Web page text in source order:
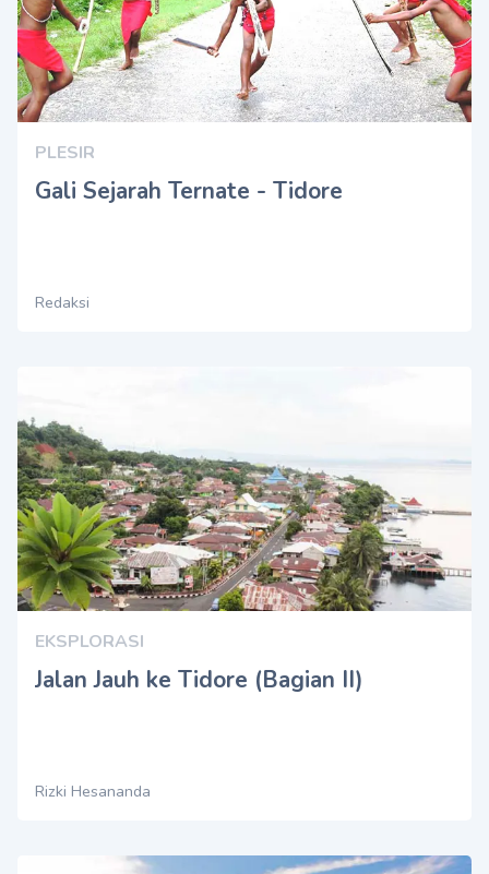
PLESIR
Gali Sejarah Ternate - Tidore
Redaksi
EKSPLORASI
Jalan Jauh ke Tidore (Bagian II)
Rizki Hesananda